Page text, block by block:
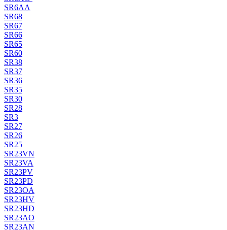
SR6AA
SR68
SR67
SR66
SR65
SR60
SR38
SR37
SR36
SR35
SR30
SR28
SR3
SR27
SR26
SR25
SR23VN
SR23VA
SR23PV
SR23PD
SR23OA
SR23HV
SR23HD
SR23AO
SR23AN